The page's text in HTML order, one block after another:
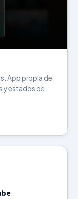
App propia de
y estados de